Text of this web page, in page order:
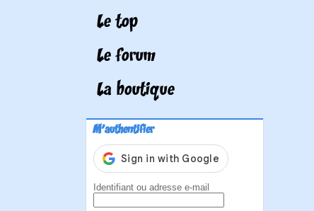
Le top
Le forum
La boutique
M'authentifier
Identifiant ou adresse e-mail